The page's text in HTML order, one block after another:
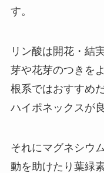
す。
リン酸は開花・結
芽や花芽のつきを
根系ではおすすめ
ハイポネックスが
それにマグネシウ
動を助けたり葉緑